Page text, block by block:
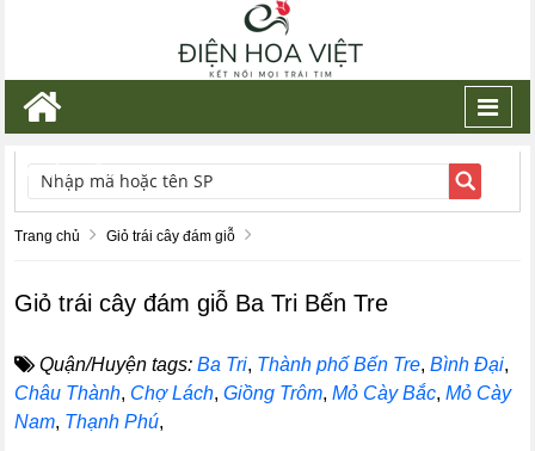
TÌM KIẾM
Trang chủ Giỏ trái cây đám giỗ
Giỏ trái cây đám giỗ Ba Tri Bến Tre
Quận/Huyện tags: Ba Tri, Thành phố Bến Tre,Bình Đại,
Châu Thành, Chợ Lách,Giồng Trôm,Mỏ Cày Bắc,Mỏ Cày
Nam, Thạnh Phú,